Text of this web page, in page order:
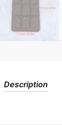
Description